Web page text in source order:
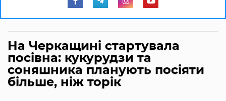
На Черкащині стартувала
посівна: кукурудзи та
соняшника планують посіяти
більше, ніж торік